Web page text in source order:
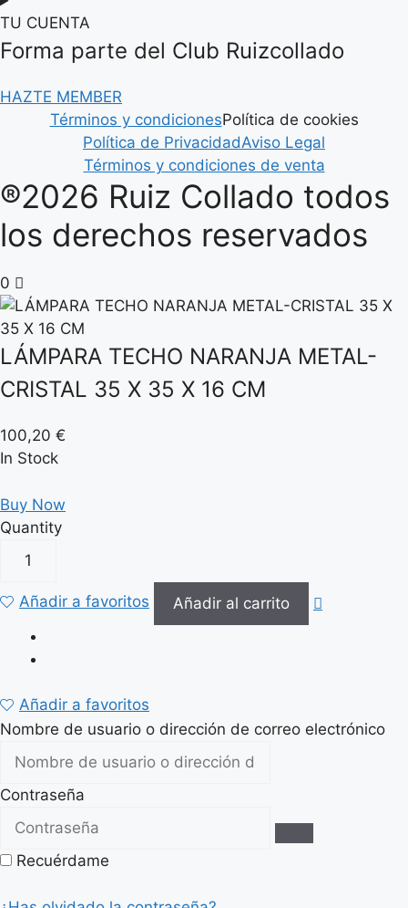
TU CUENTA
Forma parte del Club Ruizcollado
HAZTE MEMBER
Términos y condicionesPolítica de cookies
Política de PrivacidadAviso Legal
Términos y condiciones de venta
®2026 Ruiz Collado todos
los derechos reservados
0
LÁMPARA TECHO NARANJA METAL-
CRISTAL 35 X 35 X 16 CM
100,20 €
In Stock
Buy Now
Quantity
TECHO
NARANJA
CRISTAL
35
X
16
cantidad
Añadir a favoritos Añadir al carrito
Añadir a favoritos
Nombre de usuario o dirección de correo electrónico
Contraseña
Recuérdame